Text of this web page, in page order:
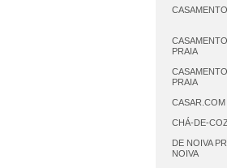
PRAIA
PRAIA
CASAR.COM
CHÁ-DE-
DE NOIVA
NOIVA